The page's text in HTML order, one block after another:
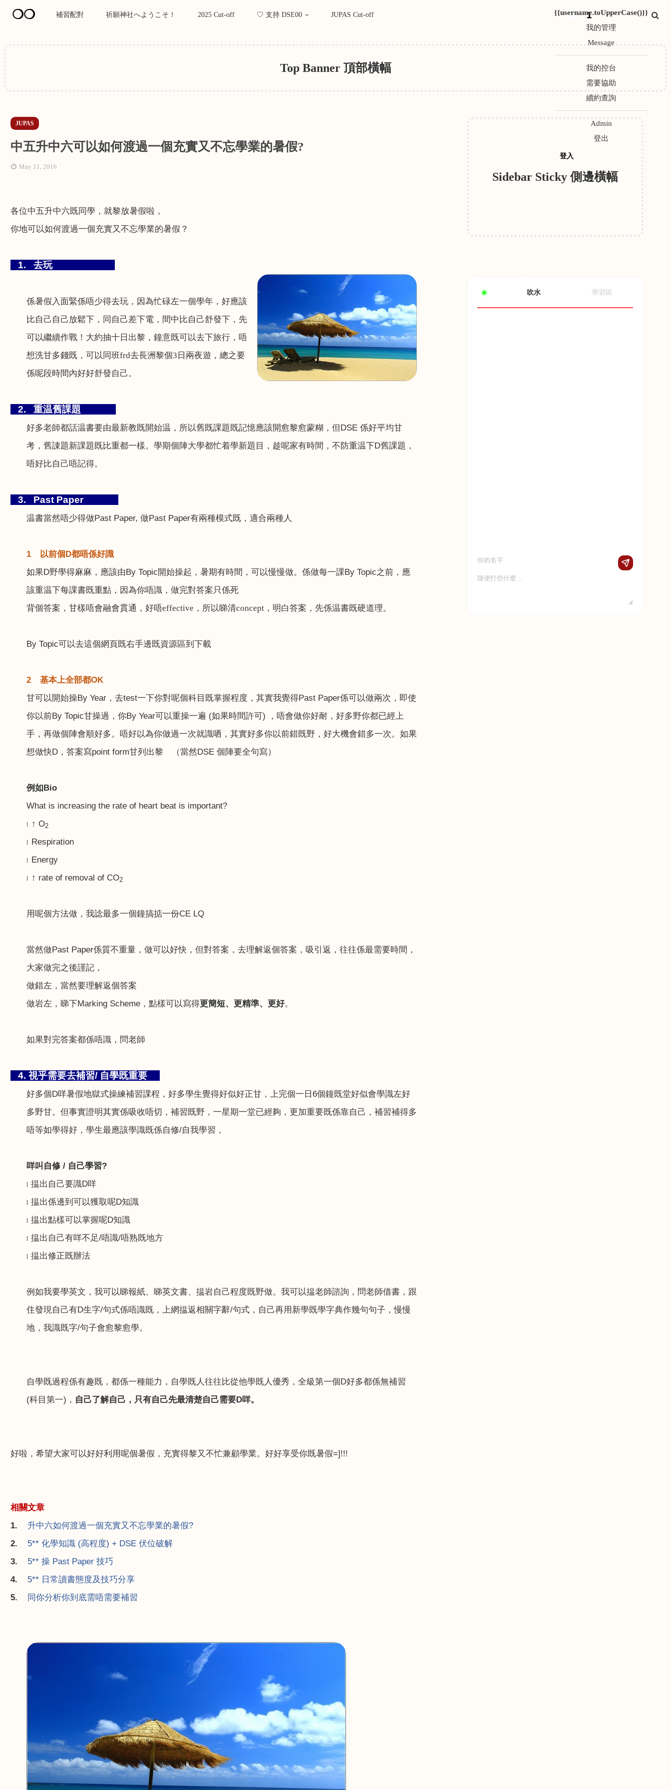
❍❍ 補習配對 祈願神社へようこそ！ 2025 Cut-off ♡ 支持 DSE00 JUPAS Cut-off
{{username.toUpperCase()}}
我的管理
Message
我的控台
需要協助
續約查詢
Admin
登出
登入
1
Top Banner 頂部橫幅
JUPAS
中五升中六可以如何渡過一個充實又不忘學業的暑假?
May 11, 2016
各位中五升中六既同學，就黎放暑假啦，
你地可以如何渡過一個充實又不忘學業的暑假？
1. 去玩
係暑假入面緊係唔少得去玩，因為忙碌左一個學年，好應該
比自己自己放鬆下，同自己差下電，間中比自己舒發下，先
可以繼續作戰！大約抽十日出黎，鐘意既可以去下旅行，唔
想洗甘多錢既，可以同班frd去長洲黎個3 日兩夜遊，總之要
係呢段時間內好好舒發自己。
2. 重温舊課題
好多老師都話温書要由最新教既開始温，所以舊既課題既記憶應該開愈黎愈蒙糊，但DSE 係好平均甘
考，舊諌題新課題既比重都一樣。學期個陣大學都忙着學新題目，趁呢家有時間，不防重温下D舊課題，
唔好比自己唔記得。
3. Past Paper
温書當然唔少得做Past Paper, 做Past Paper有兩種模式既，適合兩種人
1 以前個D都唔係好識
如果D野學得麻麻，應該由By Topic開始操起，暑期有時間，可以慢慢做。係做每一課By Topic之前，應
該重温下每課書既重點，因為你唔識，做完對答案只係死
背個答案，甘樣唔會融會貫通，好唔effective ，所以睇清concept ，明白答案，先係温書既硬道理。
By Topic可以去這個網頁既右手邊既資源區到下載
2 基本上全部都OK
甘可以開始操By Year ，去test一下你對呢個科目既掌握程度，其實我覺得Past Paper係可以做兩次，即使
你以前By Topic甘操過，你By Year可以重操一遍 (如果時間許可)
，唔會做你好耐，好多野你都已經上
手，再做個陣會順好多。唔好以為你做過一次就識哂，其實好多你以前錯既野，好大機會錯多一次。如果
想做快D ，答案寫point form甘列出黎 （當然DSE 個陣要全句寫）
例如Bio
What is increasing the rate of heart beat is important?
l ↑ O2
l Respiration
l Energy
l ↑ rate of removal of CO2
用呢個方法做，我諗最多一個鐘搞掂一份CE LQ
當然做Past Paper係質不重量，做可以好快，但對答案，去理解返個答案，吸引返，往往係最需要時間，
大家做完之後謹記，
做錯左，當然要理解返個答案
做岩左，睇下Marking Scheme ，點樣可以寫得更簡短、更精準、更好。
如果對完答案都係唔識，問老師
4. 視乎需要去補習/ 自學既重要
好多個D咩暑假地獄式操練補習課程，好多學生覺得好似好正甘，上完個一日 6個鐘既堂好似會學識左好
多野甘。但事實證明其實係吸收唔切，補習既野，一星期一堂已經夠，更加重要既係靠自己，補習補得多
唔等如學得好，學生最應該學識既係自修/自我學習，
咩叫自修 / 自己學習?
l 揾出自己要識D咩
l 揾出係邊到可以獲取呢D知識
l 揾出點樣可以掌握呢D知識
l 揾出自己有咩不足/唔識/唔熟既地方
l 揾出修正既辦法
例如我要學英文，我可以睇報紙、睇英文書、揾岩自己程度既野做。我可以揾老師諮詢，問老師借書，跟
住發現自己有D生字/句式係唔識既，上網揾返相關字辭/句式，自己再用新學既學字典作幾句句子，慢慢
地，我識既字/句子會愈黎愈學。
自學既過程係有趣既，都係一種能力，自學既人往往比從他學既人優秀，全級第一個D好多都係無補習
(科目第一) ， 自己了解自己，只有自己先最清楚自己需要D咩。
好啦，希望大家可以好好利用呢個暑假，充實得黎又不忙兼顧學業。好好享受你既暑假=]!!!
相關文章
1.
升中六如何渡過一個充實又不忘學業的暑假?
2.
5** 化學知識 (高程度) + DSE 伏位破解
3.
5** 操 Past Paper 技巧
4.
5** 日 常讀書態度及技巧分享
5.
同你分析你到底需唔需要補習
Sidebar Sticky 側邊橫幅
吹水 學習區